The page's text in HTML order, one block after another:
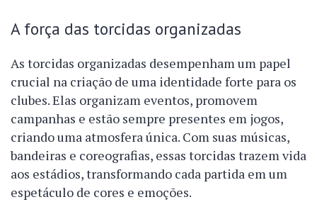
A força das torcidas organizadas
As torcidas organizadas desempenham um papel
crucial na criação de uma identidade forte para os
clubes. Elas organizam eventos, promovem
campanhas e estão sempre presentes em jogos,
criando uma atmosfera única. Com suas músicas,
bandeiras e coreografias, essas torcidas trazem vida
aos estádios, transformando cada partida em um
espetáculo de cores e emoções.